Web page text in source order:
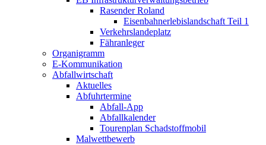
Rasender Roland
Eisenbahnerlebis­landschaft Teil 1
Verkehrslandeplatz
Fähranleger
Organigramm
E-Kommunikation
Abfallwirtschaft
Aktuelles
Abfuhrtermine
Abfall-App
Abfallkalender
Tourenplan Schadstoffmobil
Malwettbewerb